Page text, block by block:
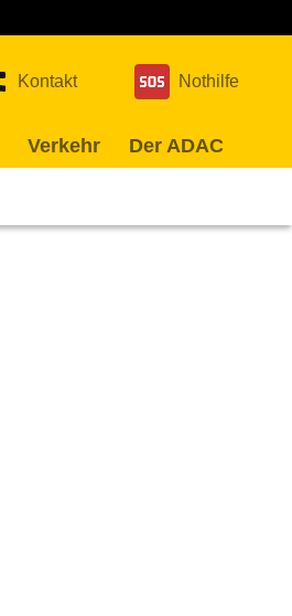
Kontakt Nothilfe
Verkehr Der ADAC